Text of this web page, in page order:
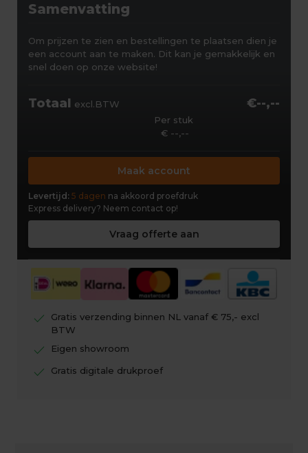
Samenvatting
Om prijzen te zien en bestellingen te plaatsen dien je
een account aan te maken. Dit kan je gemakkelijk en
snel doen op onze website!
Totaal excl.BTW €--,--
Per stuk
€ --,--
Maak account
Levertijd: 5 dagen na akkoord proefdruk
Express delivery? Neem contact op!
Vraag offerte aan
check
Gratis verzending binnen NL vanaf € 75,- excl
BTW
check Eigen showroom
check Gratis digitale drukproef